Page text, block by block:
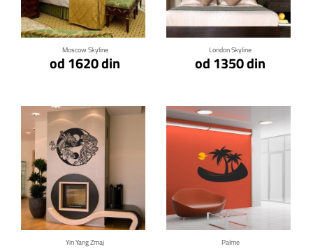
Moscow Skyline
od 1620 din
London Skyline
od 1350 din
Yin Yang Zmaj
Klikni za detalje
Palme
Klikni za detalje